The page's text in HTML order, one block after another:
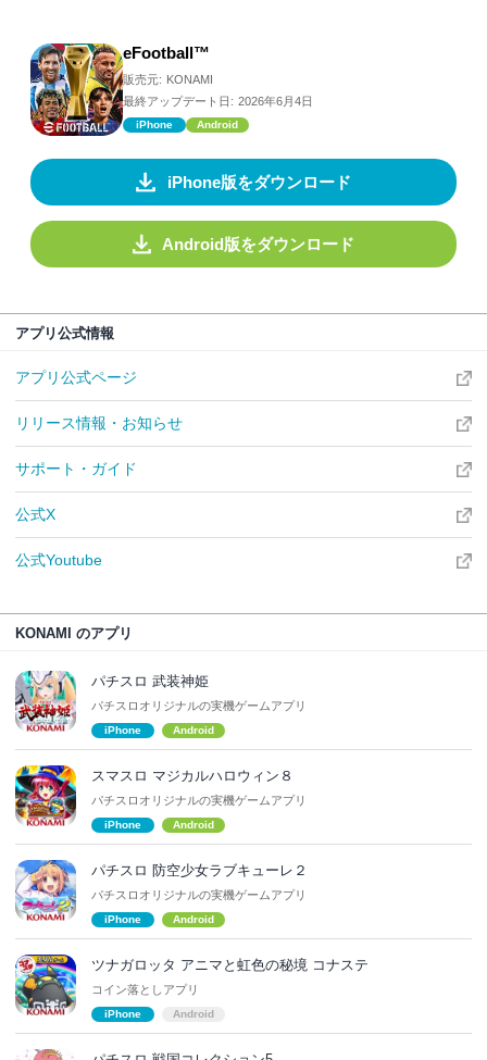
eFootball™
販売元: KONAMI
最終アップデート日: 2026年6月4日
iPhone Android
iPhone版をダウンロード
Android版をダウンロード
アプリ公式情報
アプリ公式ページ
リリース情報・お知らせ
サポート・ガイド
公式X
公式Youtube
KONAMI のアプリ
パチスロ 武装神姫
パチスロオリジナルの実機ゲームアプリ
iPhone Android
スマスロ マジカルハロウィン８
パチスロオリジナルの実機ゲームアプリ
iPhone Android
パチスロ 防空少女ラブキューレ２
パチスロオリジナルの実機ゲームアプリ
iPhone Android
ツナガロッタ アニマと虹色の秘境 コナステ
コイン落としアプリ
iPhone Android